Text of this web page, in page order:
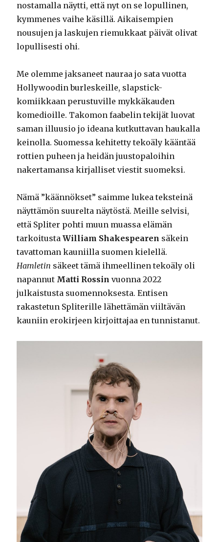
nostamalla näytti, että nyt on se lopullinen,
kymmenes vaihe käsillä. Aikaisempien
nousujen ja laskujen riemukkaat päivät olivat
lopullisesti ohi.
Me olemme jaksaneet nauraa jo sata vuotta
Hollywoodin burleskeille, slapstick-
komiikkaan perustuville mykkäkauden
komedioille. Takomon faabelin tekijät luovat
saman illuusio jo ideana kutkuttavan haukalla
keinolla. Suomessa kehitetty tekoäly kääntää
rottien puheen ja heidän juustopaloihin
nakertamansa kirjalliset viestit suomeksi.
Nämä ”käännökset” saimme lukea teksteinä
näyttämön suurelta näytöstä. Meille selvisi,
että Spliter pohti muun muassa elämän
tarkoitustaWilliam Shakespearen säkein
tavattoman kauniilla suomen kielellä.
Hamletin säkeet tämä ihmeellinen tekoäly oli
napannut Matti Rossin vuonna 2022
julkaistusta suomennoksesta. Entisen
rakastetun Spliterille lähettämän viiltävän
kauniin erokirjeen kirjoittajaa en tunnistanut.